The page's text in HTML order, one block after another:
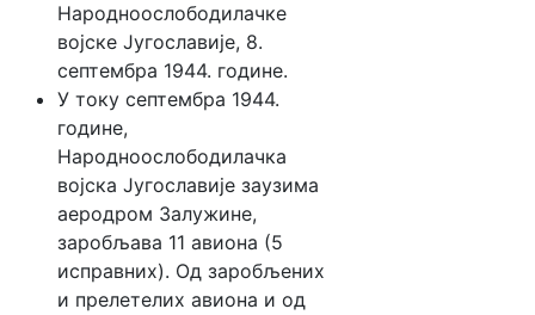
Народноослободилачке
војске Југославије, 8.
септембра 1944. године.
У току септембра 1944.
године,
Народноослободилачка
војска Југославије заузима
аеродром Залужине,
заробљава 11 авиона (5
исправних). Од заробљених
и прелетелих авиона и од